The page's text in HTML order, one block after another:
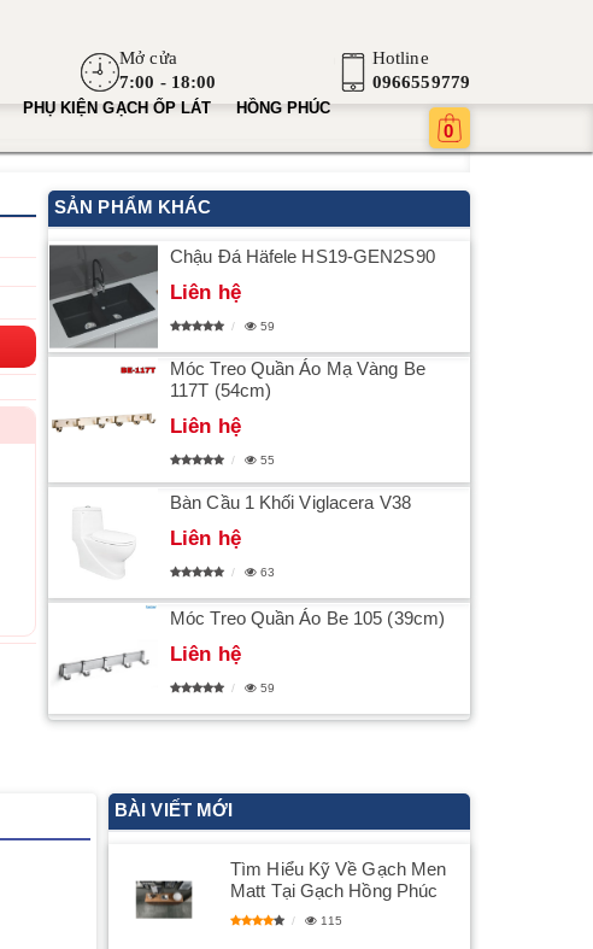
Mở cửa
7:00 - 18:00
Hotline
0966559779
PHỤ KIỆN GẠCH ỐP LÁT HỒNG PHÚC
0
SẢN PHẨM KHÁC
Chậu Đá Häfele HS19-GEN2S90
Liên hệ
59
Móc Treo Quần Áo Mạ Vàng Be
117T (54cm)
Liên hệ
55
Bàn Cầu 1 Khối Viglacera V38
Liên hệ
63
Móc Treo Quần Áo Be 105 (39cm)
Liên hệ
59
BÀI VIẾT MỚI
Tìm Hiểu Kỹ Về Gạch Men
Matt Tại Gạch Hồng Phúc
115